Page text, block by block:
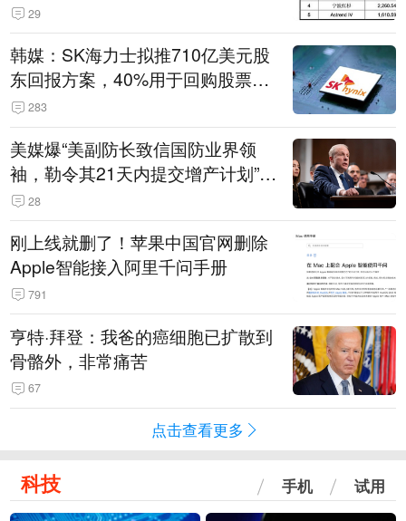
29
韩媒：SK海力士拟推710亿美元股
东回报方案，40%用于回购股票，
相当于美股发行规模
283
美媒爆“美副防长致信国防业界领
袖，勒令其21天内提交增产计划”，
五角大楼回应
28
刚上线就删了！苹果中国官网删除
Apple智能接入阿里千问手册
791
亨特·拜登：我爸的癌细胞已扩散到
骨骼外，非常痛苦
67
点击查看更多
科技 手机 试用